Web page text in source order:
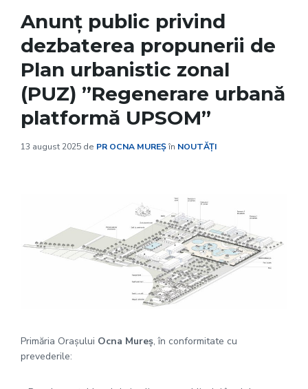
Anunț public privind
dezbaterea propunerii de
Plan urbanistic zonal
(PUZ) ”Regenerare urbană
platformă UPSOM”
13 august 2025 de PR OCNA MUREȘîn NOUTĂȚI
Primăria Orașului Ocna Mureș, în conformitate cu
prevederile: